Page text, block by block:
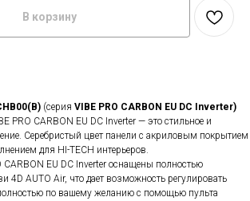
В корзину
(серия VIBE PRO CARBON EU DC Inverter)
PRO CARBON EU DC Inverter — это cтильное и
Серебристый цвет панели с акриловым покрытием
для HI-TECH интерьеров.
EU DC Inverter оснащены полностью
4D AUTO Air, что дает возможность регулировать
по вашему желанию с помощью пульта